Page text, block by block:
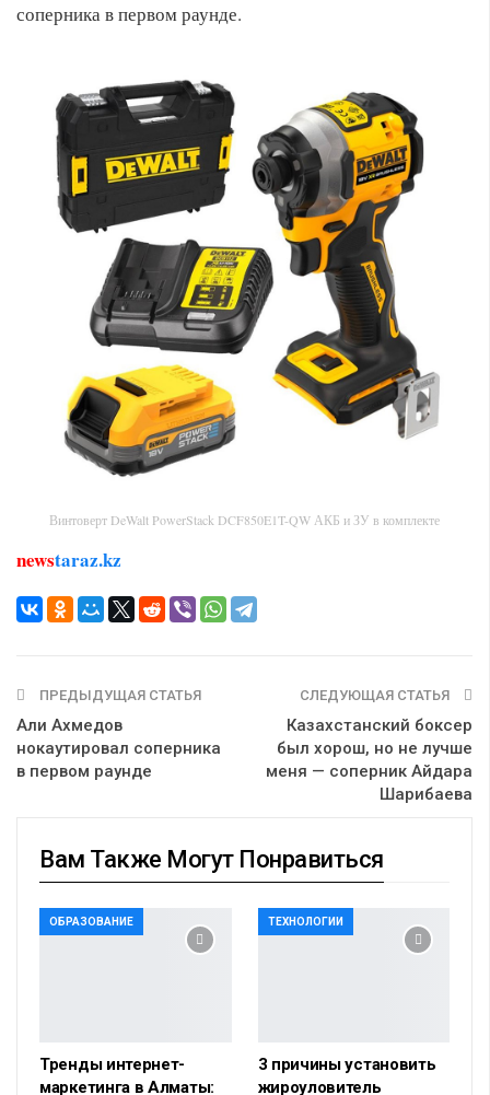
соперника в первом раунде.
Винтоверт DeWalt PowerStack DCF850E1T-QW АКБ и ЗУ в комплекте
newstaraz.kz
ПРЕДЫДУЩАЯ СТАТЬЯ
Али Ахмедов
нокаутировал соперника
в первом раунде
СЛЕДУЮЩАЯ СТАТЬЯ
Казахстанский боксер
был хорош, но не лучше
меня — соперник Айдара
Шарибаева
Вам Также Могут Понравиться
ОБРАЗОВАНИЕ
Тренды интернет-
маркетинга в Алматы:
ТЕХНОЛОГИИ
3 причины установить
жироуловитель